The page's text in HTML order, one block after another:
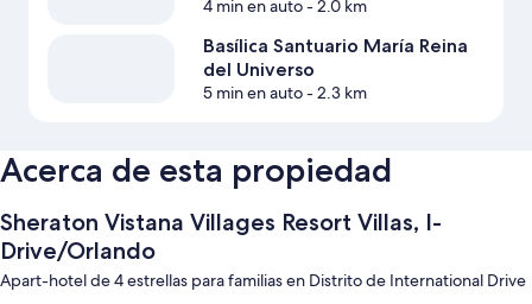
4 min en auto- 2.0 km
Basílica Santuario María Reina
del Universo
5 min en auto- 2.3 km
Acerca de esta propiedad
Sheraton Vistana Villages Resort Villas, I-
Drive/Orlando
Apart-hotel de 4 estrellas para familias en Distrito de International Drive